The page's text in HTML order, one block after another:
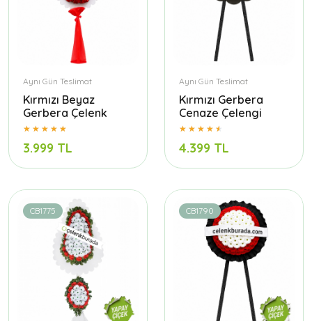
Aynı Gün Teslimat
Kırmızı Beyaz
Gerbera Çelenk
3.999 TL
Aynı Gün Teslimat
Kırmızı Gerbera
Cenaze Çelengi
4.399 TL
CB1775 CB1790